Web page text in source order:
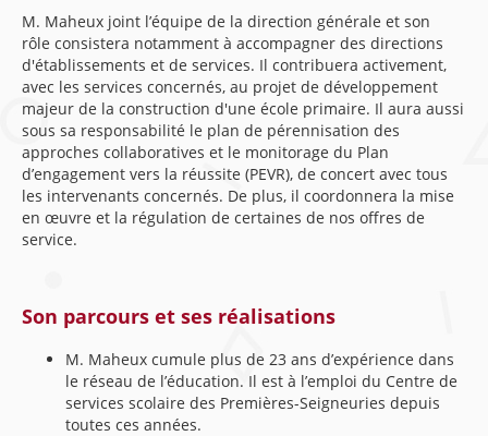
M. Maheux joint l’équipe de la direction générale et son
rôle consistera notamment à accompagner des directions
d'établissements et de services. Il contribuera activement,
avec les services concernés, au projet de développement
majeur de la construction d'une école primaire. Il aura aussi
sous sa responsabilité le plan de pérennisation des
approches collaboratives et le monitorage du Plan
d’engagement vers la réussite (PEVR), de concert avec tous
les intervenants concernés. De plus, il coordonnera la mise
en œuvre et la régulation de certaines de nos offres de
service.
Son parcours et ses réalisations
M. Maheux cumule plus de 23 ans d’expérience dans
le réseau de l’éducation. Il est à l’emploi du Centre de
services scolaire des Premières-Seigneuries depuis
toutes ces années.